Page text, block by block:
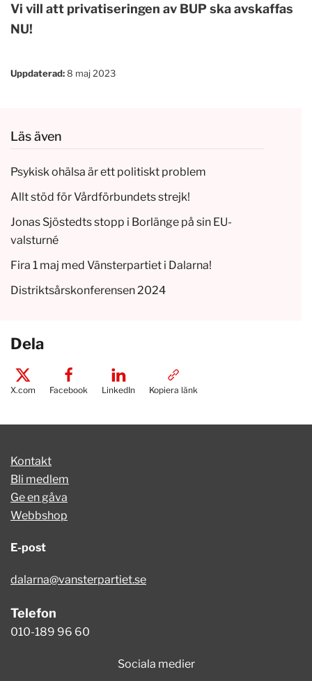
Vi vill att privatiseringen av BUP ska avskaffas
NU!
Uppdaterad:8 maj 2023
Läs även
Psykisk ohälsa är ett politiskt problem
Allt stöd för Vårdförbundets strejk!
Jonas Sjöstedts stopp i Borlänge på sin EU-
valsturné
Fira 1 maj med Vänsterpartiet i Dalarna!
Distriktsårskonferensen 2024
Dela
X.com Facebook LinkedIn Kopiera länk
Kontakt
Bli medlem
Ge en gåva
Webbshop
E-post
dalarna@vansterpartiet.se
Telefon
010-189 96 60
Sociala medier